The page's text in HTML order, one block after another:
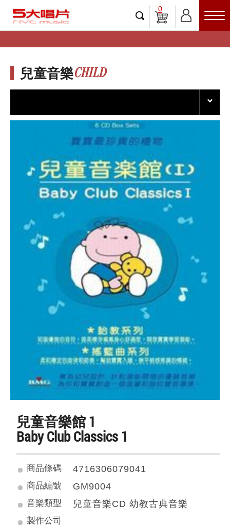
0
兒童音樂CHILD
兒童音樂館 1
Baby Club Classics 1
商品條碼 4716306079041
商品編號 GM9004
音樂類型 兒童音樂CD 幼教古典音樂
製作公司